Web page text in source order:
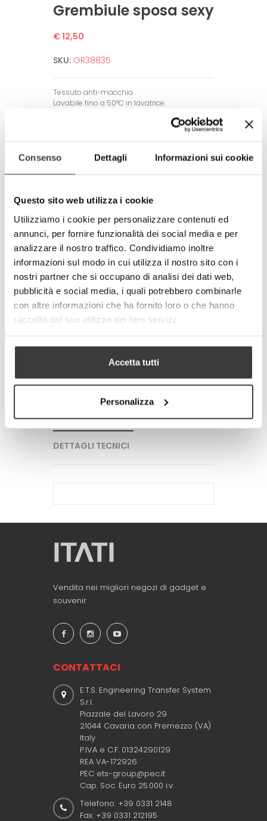
Consenso Dettagli Informazioni sui cookie
Questo sito web utilizza i cookie
Utilizziamo i cookie per personalizzare contenuti ed
annunci, per fornire funzionalità dei social media e per
analizzare il nostro traffico. Condividiamo inoltre
informazioni sul modo in cui utilizza il nostro sito con i
nostri partner che si occupano di analisi dei dati web,
pubblicità e social media, i quali potrebbero combinarle
con altre informazioni che ha fornito loro o che hanno
raccolto dal suo utilizzo dei loro servizi.
Accetta tutti
Personalizza
Grembiule sposa sexy
€ 12,50
SKU: GR38835
Tessuto anti-macchia
Lavabile fino a 50°C in lavatrice.
grazie a tecniche di stampa all’avanguardia.
Amico dell’ambiente e dell’uomo.
100% made in Italy
© Modello e disegno registrato.
E’ vietata la riproduzione anche
parziale.
- +
AGGIUNGI AL CARRELLO
Google+
Pinterest
DETTAGLI TECNICI
Vendita nei migliori negozi di gadget e
souvenir
CONTATTACI
E.T.S. Engineering Transfer System
S.r.l.
Piazzale del Lavoro 29
21044 Cavaria con Premezzo (VA)
Italy
P.IVA e C.F. 01324290129
REA VA-172926
PEC ets-group@pec.it
Cap. Soc. Euro 25.000 i.v.
Telefono: +39 0331 2148
Fax: +39 0331 212195